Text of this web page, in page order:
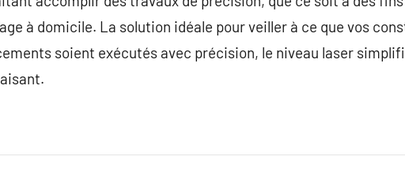
à domicile. La solution idéale pour veiller à ce que vos
soient exécutés avec précision, le niveau laser